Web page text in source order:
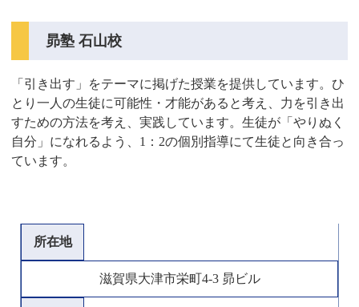
昴塾 石山校
「引き出す」をテーマに掲げた授業を提供しています。ひ
とり一人の生徒に可能性・才能があると考え、力を引き出
すための方法を考え、実践しています。生徒が「やりぬく
自分」になれるよう、1：2の個別指導にて生徒と向き合っ
ています。
所在地
滋賀県大津市栄町4-3 昴ビル